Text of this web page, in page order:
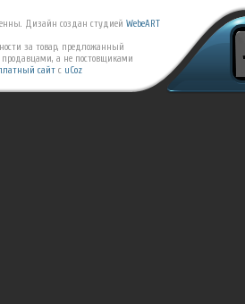
Дизайн создан студией WebeART
за товар, предложанный
а не постовщиками
сайт с uCoz